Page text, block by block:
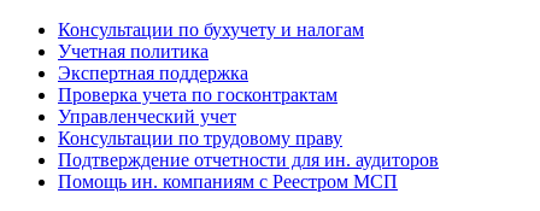
Консультации по бухучету и налогам
Учетная политика
Экспертная поддержка
Проверка учета по госконтрактам
Управленческий учет
Консультации по трудовому праву
Подтверждение отчетности для ин. аудиторов
Помощь ин. компаниям с Реестром МСП